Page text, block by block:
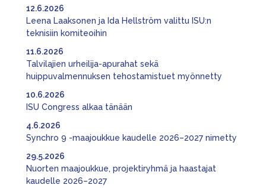
Leena Laaksonen ja Ida Hellström valittu ISU:n
teknisiin komiteoihin
12.6.2026
Talvilajien urheilija-apurahat sekä
huippuvalmennuksen tehostamistuet myönnetty
11.6.2026
ISU Congress alkaa tänään
10.6.2026
Synchro 9 -maajoukkue kaudelle 2026–2027 nimetty
4.6.2026
Nuorten maajoukkue, projektiryhmä ja haastajat
kaudelle 2026–2027
29.5.2026